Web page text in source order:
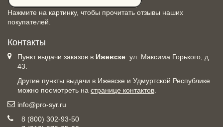
Нажмите на картинку, чтобы прочитать отзывы наших
покупателей.
Контакты
Пункт выдачи заказов в Ижевске: ул. Максима Горького, д.
43.
Другие пункты выдачи в Ижевске и Удмуртской Республике
можно посмотреть на странице контактов.
info@pro-syr.ru
8 (800) 302-93-50